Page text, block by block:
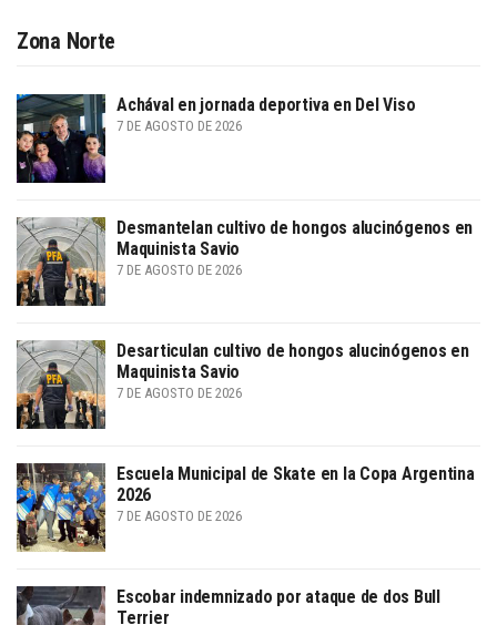
Zona Norte
Achával en jornada deportiva en Del Viso
7 DE AGOSTO DE 2026
Desmantelan cultivo de hongos alucinógenos en
Maquinista Savio
7 DE AGOSTO DE 2026
Desarticulan cultivo de hongos alucinógenos en
Maquinista Savio
7 DE AGOSTO DE 2026
Escuela Municipal de Skate en la Copa Argentina
2026
7 DE AGOSTO DE 2026
Escobar indemnizado por ataque de dos Bull
Terrier